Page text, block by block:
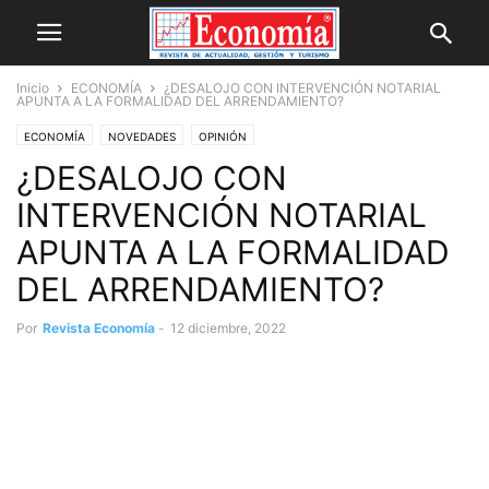
Inicio ECONOMÍA
¿DESALOJO CON INTERVENCIÓN NOTARIAL
APUNTA A LA FORMALIDAD DEL ARRENDAMIENTO?
ECONOMÍA NOVEDADES OPINIÓN
¿DESALOJO CON
INTERVENCIÓN NOTARIAL
APUNTA A LA FORMALIDAD
DEL ARRENDAMIENTO?
Por Revista Economía - 12 diciembre, 2022